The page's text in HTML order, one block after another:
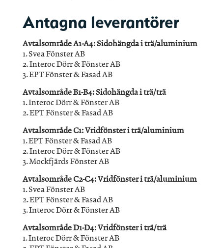
Antagna leverantörer
Avtalsområde A1-A4: Sidohängda i trä/aluminium
1. Svea Fönster AB
2. Interoc Dörr & Fönster AB
3. EPT Fönster & Fasad AB
Avtalsområde B1-B4: Sidohängda i trä/trä
1. Interoc Dörr & Fönster AB
2. EPT Fönster & Fasad AB
Avtalsområde C1: Vridfönster i trä/aluminium
1. EPT Fönster & Fasad AB
2. Interoc Dörr & Fönster AB
3. Mockfjärds Fönster AB
Avtalsområde C2-C4: Vridfönster i trä/aluminium
1. Svea Fönster AB
2. EPT Fönster & Fasad AB
3. Interoc Dörr & Fönster AB
Avtalsområde D1-D4: Vridfönster i trä/trä
1. Interoc Dörr & Fönster AB